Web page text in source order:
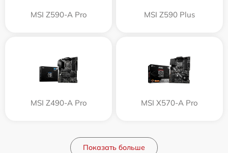
MSI Z590-A Pro MSI Z590 Plus
MSI Z490-A Pro MSI X570-A Pro
Показать больше